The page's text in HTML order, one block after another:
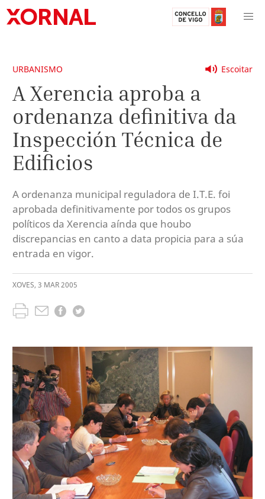
Escoitar
URBANISMO
A Xerencia aproba a
ordenanza definitiva da
Inspección Técnica de
Edificios
A ordenanza municipal reguladora de I.T.E. foi
aprobada definitivamente por todos os grupos
políticos da Xerencia aínda que houbo
discrepancias en canto a data propicia para a súa
entrada en vigor.
XOVES, 3 MAR2005